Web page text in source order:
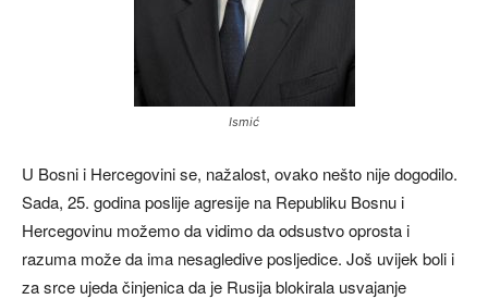
Ismić
U Bosni i Hercegovini se, nažalost, ovako nešto nije dogodilo.
Sada, 25. godina poslije agresije na Republiku Bosnu i
Hercegovinu možemo da vidimo da odsustvo oprosta i
razuma može da ima nesagledive posljedice. Još uvijek boli i
za srce ujeda činjenica da je Rusija blokirala usvajanje